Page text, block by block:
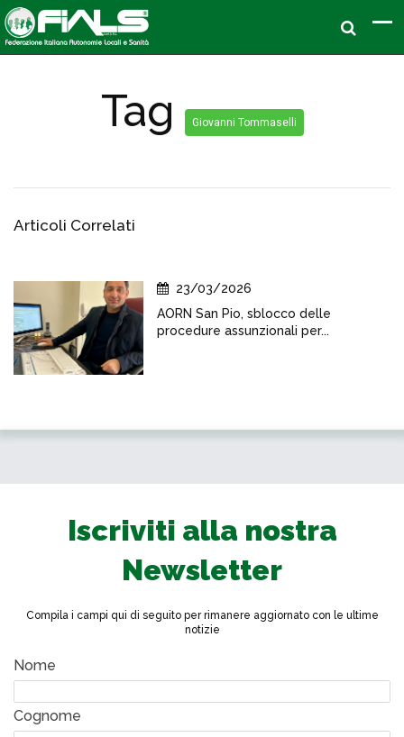
Tag Giovanni Tommaselli
Articoli Correlati
23/03/2026
AORN San Pio, sblocco delle
procedure assunzionali per...
Iscriviti alla nostra
Newsletter
Compila i campi qui di seguito per rimanere aggiornato con le ultime
notizie
Nome
Cognome